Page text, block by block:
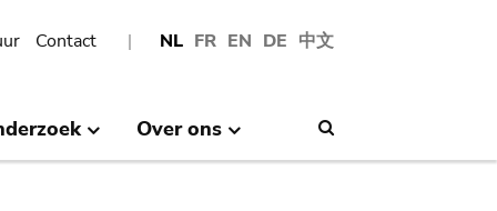
NL FR EN DE 中文
Contact
Over ons